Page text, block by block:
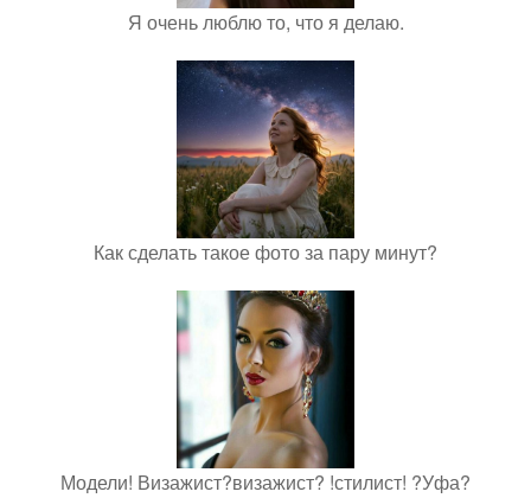
Я очень люблю то, что я делаю.
Как сделать такое фото за пару минут?
Модели! Визажист?визажист? !стилист! ?Уфа?